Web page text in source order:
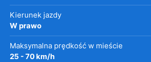
Kierunek jazdy
W prawo
Maksymalna prędkość w mieście
25 - 70 km/h